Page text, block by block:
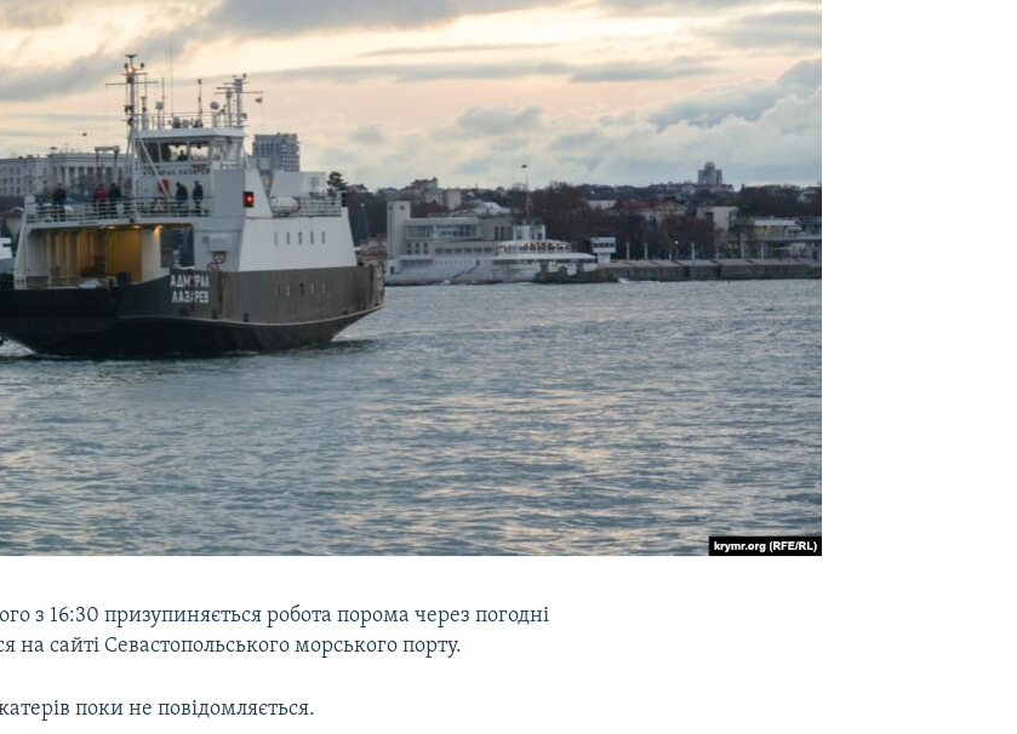
з 16:30 призупиняється робота порома через погодні
на сайті Севастопольського морського порту.
поки не повідомляється.